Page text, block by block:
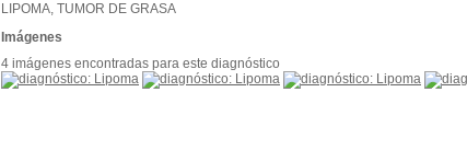
LIPOMA, TUMOR DE GRASA
Imágenes
4 imágenes encontradas para este diagnóstico